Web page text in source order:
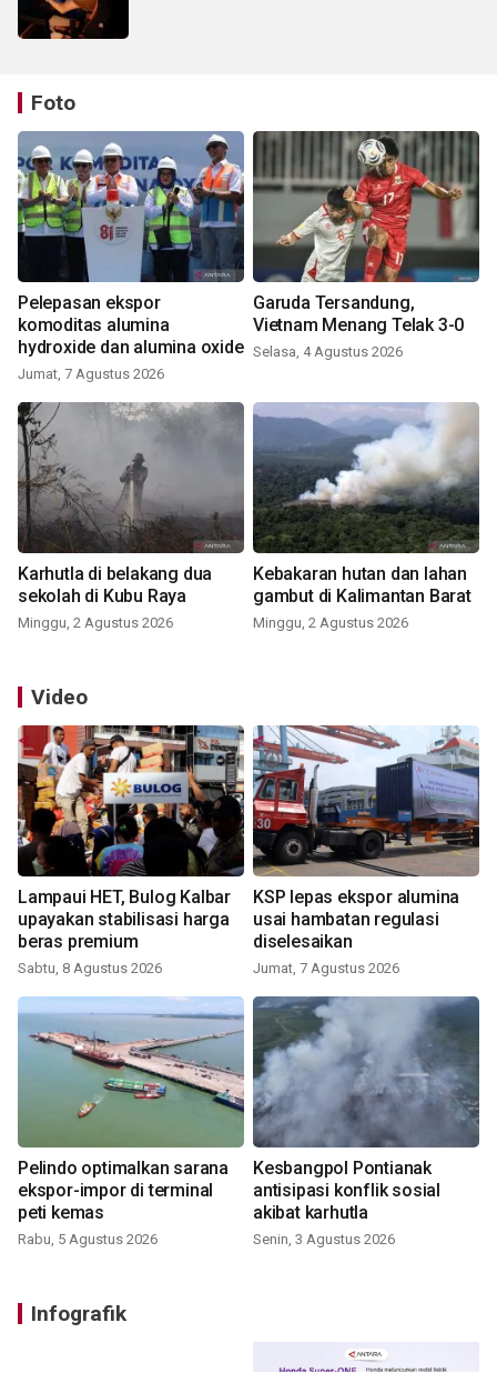
Foto
Pelepasan ekspor
komoditas alumina
hydroxide dan alumina oxide
Jumat, 7 Agustus 2026
Garuda Tersandung,
Vietnam Menang Telak 3-0
Selasa, 4 Agustus 2026
Karhutla di belakang dua
sekolah di Kubu Raya
Minggu, 2 Agustus 2026
Kebakaran hutan dan lahan
gambut di Kalimantan Barat
Minggu, 2 Agustus 2026
Video
Lampaui HET, Bulog Kalbar
upayakan stabilisasi harga
beras premium
Sabtu, 8 Agustus 2026
KSP lepas ekspor alumina
usai hambatan regulasi
diselesaikan
Jumat, 7 Agustus 2026
Pelindo optimalkan sarana
ekspor-impor di terminal
peti kemas
Rabu, 5 Agustus 2026
Kesbangpol Pontianak
antisipasi konflik sosial
akibat karhutla
Senin, 3 Agustus 2026
Infografik